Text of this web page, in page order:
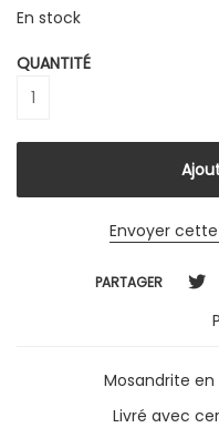
En stock
QUANTITÉ
Envoyer
PARTAGER
Mosandrite en
Livré avec